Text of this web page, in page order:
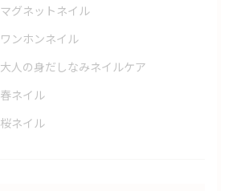
マグネットネイル
ワンホンネイル
大人の身だしなみネイルケア
春ネイル
桜ネイル